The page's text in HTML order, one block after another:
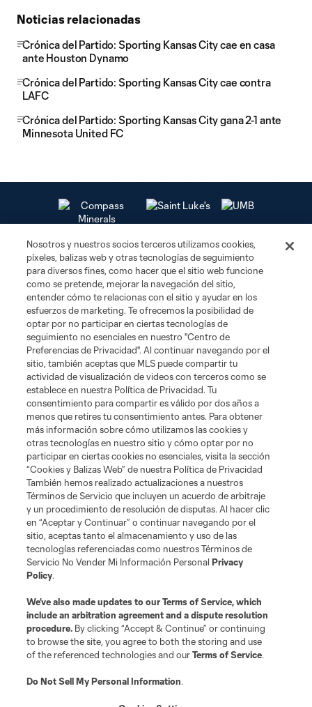
Noticias relacionadas
Crónica del Partido: Sporting Kansas City cae en casa
ante Houston Dynamo
Crónica del Partido: Sporting Kansas City cae contra
LAFC
Crónica del Partido: Sporting Kansas City gana 2-1 ante
Minnesota United FC
Club Sites
Tickets
Club
Social Media
Corporate Partnerships
MLS
Privacy Policy
Nosotros y nuestros socios terceros utilizamos cookies,
píxeles, balizas web y otras tecnologías de seguimiento
para diversos fines, como hacer que el sitio web funcione
como se pretende, mejorar la navegación del sitio,
entender cómo te relacionas con el sitio y ayudar en los
esfuerzos de marketing. Te ofrecemos la posibilidad de
optar por no participar en ciertas tecnologías de
seguimiento no esenciales en nuestro "Centro de
Preferencias de Privacidad". Al continuar navegando por el
sitio, también aceptas que MLS puede compartir tu
actividad de visualización de videos con terceros como se
establece en nuestra Política de Privacidad. Tu
consentimiento para compartir es válido por dos años a
menos que retires tu consentimiento antes. Para obtener
más información sobre cómo utilizamos las cookies y
otras tecnologías en nuestro sitio y cómo optar por no
participar en ciertas cookies no esenciales, visita la sección
“Cookies y Balizas Web” de nuestra Política de Privacidad
También hemos realizado actualizaciones a nuestros
Términos de Servicio que incluyen un acuerdo de arbitraje
y un procedimiento de resolución de disputas. Al hacer clic
en “Aceptar y Continuar” o continuar navegando por el
sitio, aceptas tanto el almacenamiento y uso de las
tecnologías referenciadas como nuestros Términos de
Servicio No Vender Mi Información PersonalPrivacy
Policy.
We’ve also made updates to ourTerms of Service, which
include an arbitration agreement and a dispute resolution
procedure. By clicking “Accept & Continue” or continuing
to browse the site, you agree to both the storing and use
of the referenced technologies and ourTerms of Service.
Do Not Sell My Personal Information.